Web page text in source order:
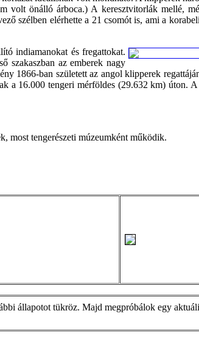
volt önálló árboca.) A keresztvitorlák mellé,
szélben elérhette a 21 csomót is, ami a
indiamanokat és fregattokat.
szakaszban az emberek nagy
1866-ban született az angol klipperek
a 16.000 tengeri mérföldes (29.632 km) úton.
most tengerészeti múzeumként működik.
állapotot tükröz. Majd megpróbálok egy